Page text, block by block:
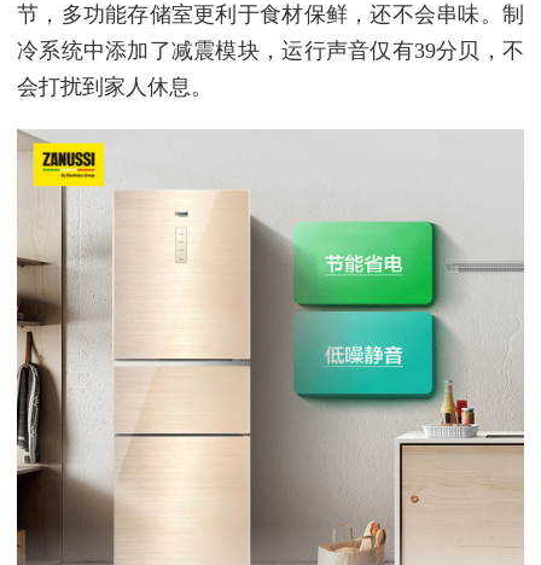
节，多功能存储室更利于食材保鲜，还不会串味。制
冷系统中添加了减震模块，运行声音仅有39分贝，不
会打扰到家人休息。